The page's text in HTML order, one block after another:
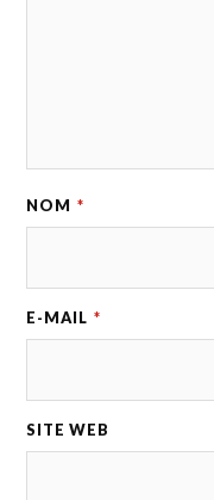
NOM *
E-MAIL *
SITE WEB